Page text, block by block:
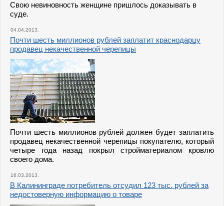
Свою невиновность женщине пришлось доказывать в
суде.
04.04.2013.
Почти шесть миллионов рублей заплатит краснодарцу
продавец некачественной черепицы
Почти шесть миллионов рублей должен будет заплатить
продавец некачественной черепицы покупателю, который
четыре года назад покрыл стройматериалом кровлю
своего дома.
16.03.2013.
В Калининграде потребитель отсудил 123 тыс. рублей за
недостоверную информацию о товаре